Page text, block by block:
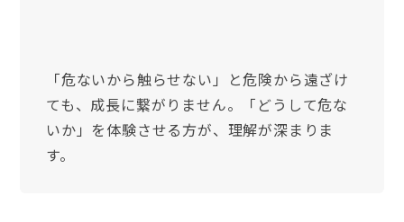
「危ないから触らせない」と危険から遠ざけ
ても、成長に繋がりません。「どうして危な
いか」を体験させる方が、理解が深まりま
す。